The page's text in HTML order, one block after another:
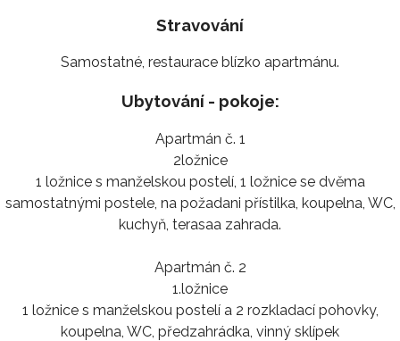
Stravování
Samostatné, restaurace blízko apartmánu.
Ubytování - pokoje:
Apartmán č. 1
2ložnice
1 ložnice s manželskou postelí, 1 ložnice se dvěma
samostatnými postele, na požadani přístilka, koupelna, WC,
kuchyň, terasaa zahrada.
Apartmán č. 2
1.ložnice
1 ložnice s manželskou postelí a 2 rozkladací pohovky,
koupelna, WC, předzahrádka, vinný sklípek